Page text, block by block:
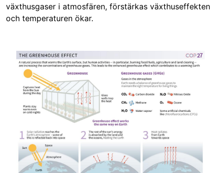
växthusgaser i atmosfären, förstärkas växthuseffekten
och temperaturen ökar.
Image